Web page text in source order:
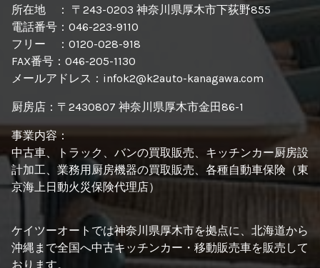
所在地 ： 〒243-0203 神奈川県厚木市下荻野855
電話番号：046-223-9110
フリー ：0120-028-918
FAX番号：046-205-1130
メールアドレス：infok2@k2auto-kanagawa.com
厨房店：〒2430807 神奈川県厚木市金田86-1
事業内容：
中古車、トラック、バンの買取販売、キッチンカー厨房設
計加工、業務用厨房機器の買取販売、各種自動車保険（東
京海上日動火災保険代理店）
ケイツーオートでは神奈川県厚木市を拠点に、北海道から
沖縄まで全国へ中古キッチンカー・移動販売車を販売して
おります。